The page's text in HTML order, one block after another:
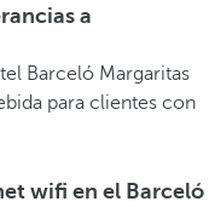
a
Barceló Margaritas
para clientes con
wifi en el Barceló